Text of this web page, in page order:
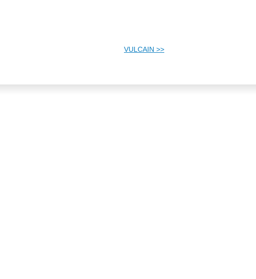
VULCAIN >>